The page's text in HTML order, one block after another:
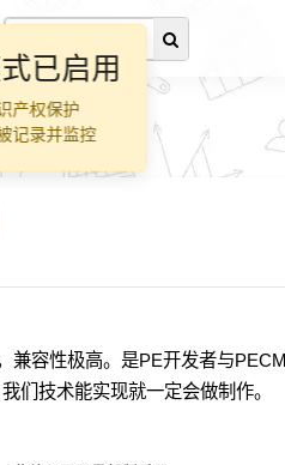
容性极高。是PE开发者与
们技术能实现就一定会做制作。
已启用
产权保护
记录并监控